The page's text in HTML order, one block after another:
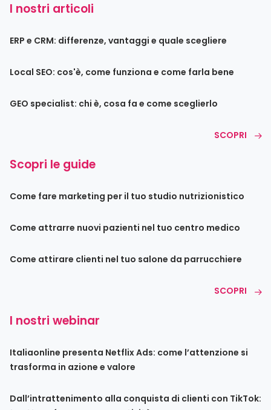
I nostri articoli
ERP e CRM: differenze, vantaggi e quale scegliere
Local SEO: cos'è, come funziona e come farla bene
GEO specialist: chi è, cosa fa e come sceglierlo
SCOPRI
Scopri le guide
Come fare marketing per il tuo studio nutrizionistico
Come attrarre nuovi pazienti nel tuo centro medico
Come attirare clienti nel tuo salone da parrucchiere
SCOPRI
I nostri webinar
Italiaonline presenta Netflix Ads: come l’attenzione si
trasforma in azione e valore
Dall’intrattenimento alla conquista di clienti con TikTok: